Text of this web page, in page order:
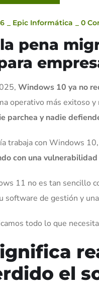
Epic Informática 0
pena
Windows 10 ya no
operativo más exitoso
parchea y nadie
trabaja con Windows
con una
11 no es tan sencillo
software de gestión y
todo lo que
el